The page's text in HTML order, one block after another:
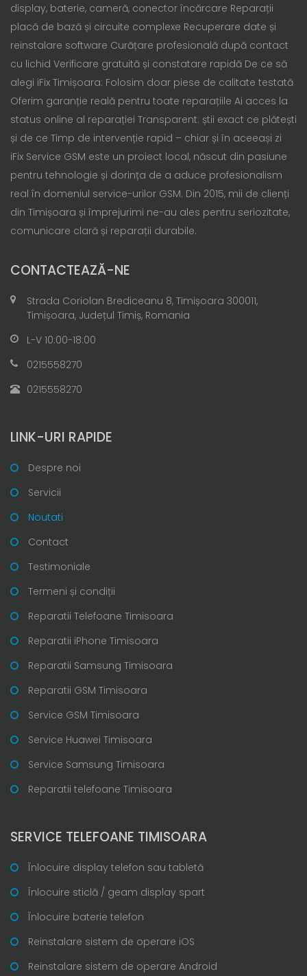
display, baterie, cameră, conector încărcare Reparații
placă de bază și circuite complexe Recuperare date și
reinstalare software Curățare profesională după contact
cu lichid Verificare gratuită și constatare rapidă De ce să
alegi iFix Timișoara: Folosim doar piese de calitate testată
Oferim garanție reală pentru toate reparațiile Ai acces la
status online al reparației Transparent: știi exact ce plătești
și de ce Timp de intervenție rapid – chiar și în aceeași zi
iFix Service GSM este un proiect local, născut din pasiune
pentru tehnologie și dorința de a aduce profesionalism
real în domeniul service-urilor GSM. Din 2015, mii de clienți
din Timișoara și împrejurimi ne-au ales pentru seriozitate,
comunicare clară și reparații durabile.
CONTACTEAZĂ-NE
Strada Coriolan Brediceanu 8, Timișoara 300011,
Timișoara, Județul Timiș, Romania
L-V 10:00-18:00
0215558270
0215558270
LINK-URI RAPIDE
Despre noi
Servicii
Noutati
Contact
Testimoniale
Termeni și condiții
Reparatii Telefoane Timisoara
Reparatii iPhone Timisoara
Reparatii Samsung Timisoara
Reparatii GSM Timisoara
Service GSM Timisoara
Service Huawei Timisoara
Service Samsung Timisoara
Reparatii telefoane Timisoara
SERVICE TELEFOANE TIMISOARA
Înlocuire display telefon sau tabletă
Înlocuire sticlă / geam display spart
Înlocuire baterie telefon
Reinstalare sistem de operare iOS
Reinstalare sistem de operare Android